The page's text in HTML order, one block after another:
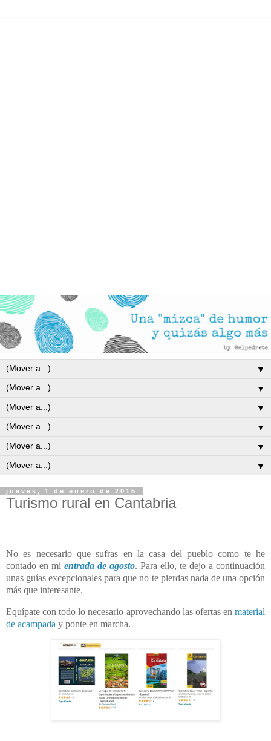
▼
▼
▼
▼
▼
▼
jueves, 1 de enero de 2015
Turismo rural en Cantabria
No es necesario que sufras en la casa del pueblo como te he
contado en mi entrada de agosto. Para ello, te dejo a continuación
unas guías excepcionales para que no te pierdas nada de una opción
más que interesante.
Equípate con todo lo necesario aprovechando las ofertas en material
de acampada y ponte en marcha.